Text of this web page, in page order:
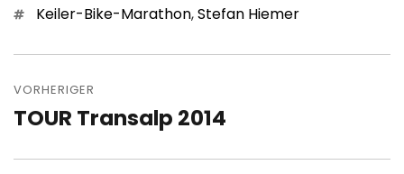
Schlagwörter
Keiler-Bike-Marathon,Stefan Hiemer
Beitragsnavigation
VORHERIGER
Vorheriger
TOUR Transalp 2014